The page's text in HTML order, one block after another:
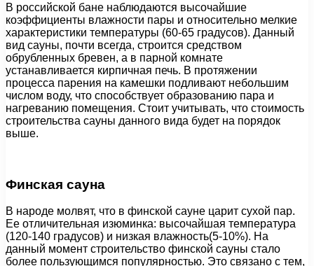
В российской бане наблюдаются высочайшие
коэффициенты влажности пары и относительно мелкие
характеристики температуры (60-65 градусов). Данный
вид сауны, почти всегда, строится средством
обрубленных бревен, а в парной комнате
устанавливается кирпичная печь. В протяжении
процесса парения на камешки подливают небольшим
числом воду, что способствует образованию пара и
нагреванию помещения. Стоит учитывать, что стоимость
строительства сауны данного вида будет на порядок
выше.
Финская сауна
В народе молвят, что в финской сауне царит сухой пар.
Ее отличительная изюминка: высочайшая температура
(120-140 градусов) и низкая влажность(5-10%). На
данный момент строительство финской сауны стало
более пользующимся популярностью. Это связано с тем,